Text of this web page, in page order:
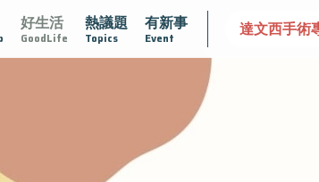
好生活
GoodLife
熱議題
Topics
有新事
Event
攝護腺肥大 守護骨骼健康 達文西手術專欄